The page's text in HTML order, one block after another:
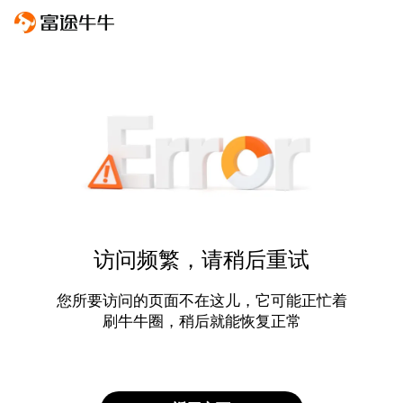
访问频繁，请稍后重试
您所要访问的页面不在这儿，它可能正忙着
刷牛牛圈，稍后就能恢复正常